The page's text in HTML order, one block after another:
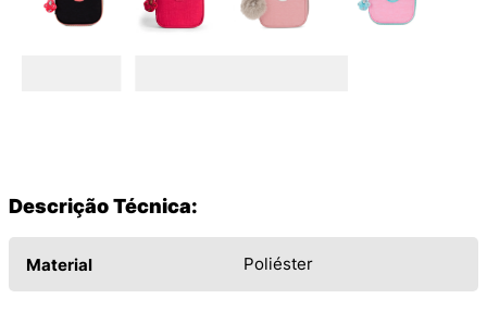
Descrição Técnica:
Material Poliéster